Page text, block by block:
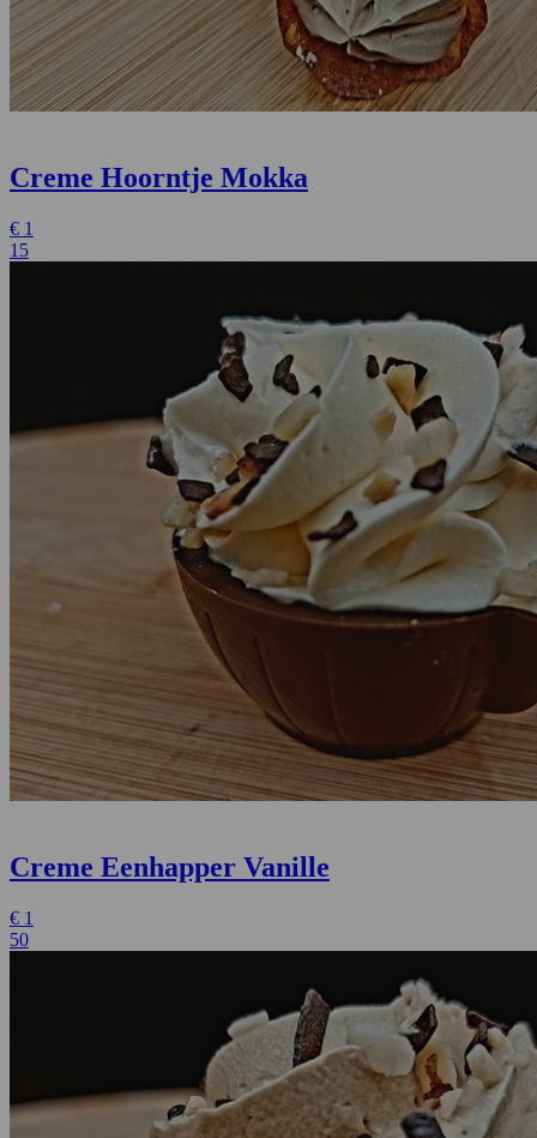
Creme Hoorntje Mokka
€ 1
15
Creme Eenhapper Vanille
€ 1
50